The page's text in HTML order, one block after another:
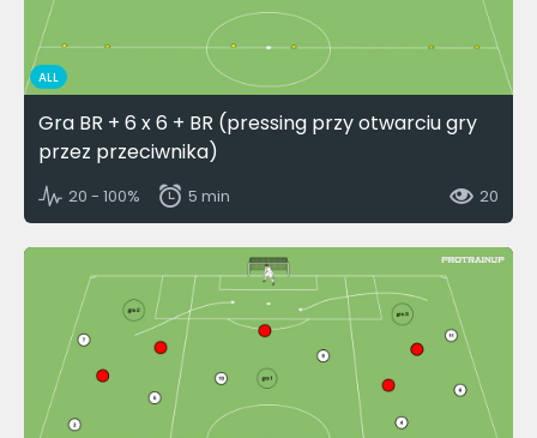
ALL
Gra BR + 6 x 6 + BR (pressing przy otwarciu gry
przez przeciwnika)
20 - 100% 5 min 20